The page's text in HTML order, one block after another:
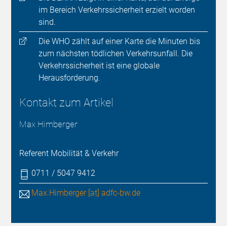
im Bereich Verkehrssicherheit erzielt worden
sind.
Die WHO zählt auf einer Karte die Minuten bis
zum nächsten tödlichen Verkehrsunfall. Die
Verkehrssicherheit ist eine globale
Herausforderung.
Kontakt zum Artikel
Max Himberger
Referent Mobilität & Verkehr
0711 / 5047 9412
Max.Himberger [at] adfc-bw.de